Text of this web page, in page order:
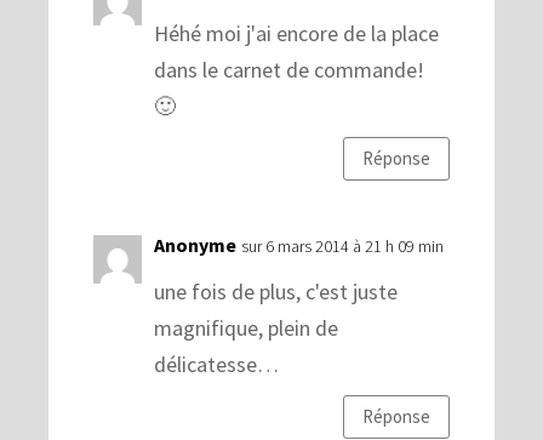
Héhé moi j'ai encore de la place
dans le carnet de commande!
🙂
Réponse
Anonyme sur 6 mars 2014 à 21 h 09 min
une fois de plus, c'est juste
magnifique, plein de
délicatesse…
Réponse